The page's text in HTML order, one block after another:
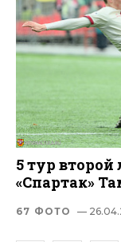
5 тур второй
«Спартак»
67 ФОТО —